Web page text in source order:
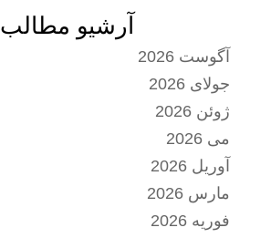
آرشیو مطالب
آگوست 2026
جولای 2026
ژوئن 2026
می 2026
آوریل 2026
مارس 2026
فوریه 2026